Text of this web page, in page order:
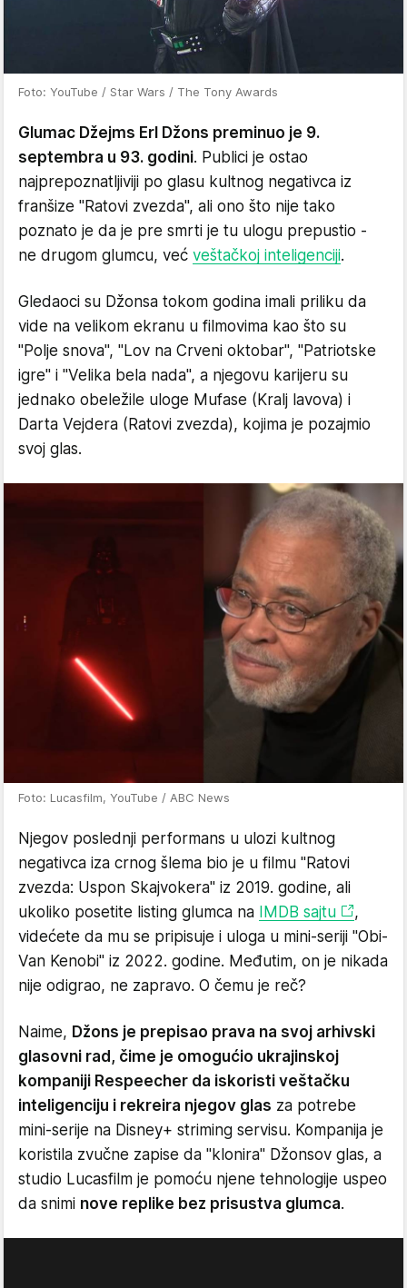
Foto: YouTube / Star Wars / The Tony Awards
Glumac Džejms Erl Džons preminuo je 9.
septembra u 93. godini. Publici je ostao
najprepoznatljiviji po glasu kultnog negativca iz
franšize "Ratovi zvezda", ali ono što nije tako
poznato je da je pre smrti je tu ulogu prepustio -
ne drugom glumcu, već veštačkoj inteligenciji.
Gledaoci su Džonsa tokom godina imali priliku da
vide na velikom ekranu u filmovima kao što su
"Polje snova", "Lov na Crveni oktobar", "Patriotske
igre" i "Velika bela nada", a njegovu karijeru su
jednako obeležile uloge Mufase (Kralj lavova) i
Darta Vejdera (Ratovi zvezda), kojima je pozajmio
svoj glas.
Foto: Lucasfilm, YouTube / ABC News
Njegov poslednji performans u ulozi kultnog
negativca iza crnog šlema bio je u filmu "Ratovi
zvezda: Uspon Skajvokera" iz 2019. godine, ali
ukoliko posetite listing glumca na IMDB sajtu
,
videćete da mu se pripisuje i uloga u mini-seriji "Obi-
Van Kenobi" iz 2022. godine. Međutim, on je nikada
nije odigrao, ne zapravo. O čemu je reč?
Naime, Džons je prepisao prava na svoj arhivski
glasovni rad, čime je omogućio ukrajinskoj
kompaniji Respeecher da iskoristi veštačku
inteligenciju i rekreira njegov glas za potrebe
mini-serije na Disney+ striming servisu. Kompanija je
koristila zvučne zapise da "klonira" Džonsov glas, a
studio Lucasfilm je pomoću njene tehnologije uspeo
da snimi nove replike bez prisustva glumca.